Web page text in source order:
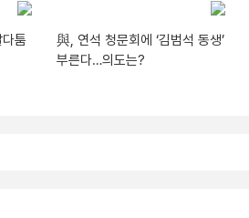
툼
與, 연석 청문회에 ‘김범석 동생’
부른다…의도는?